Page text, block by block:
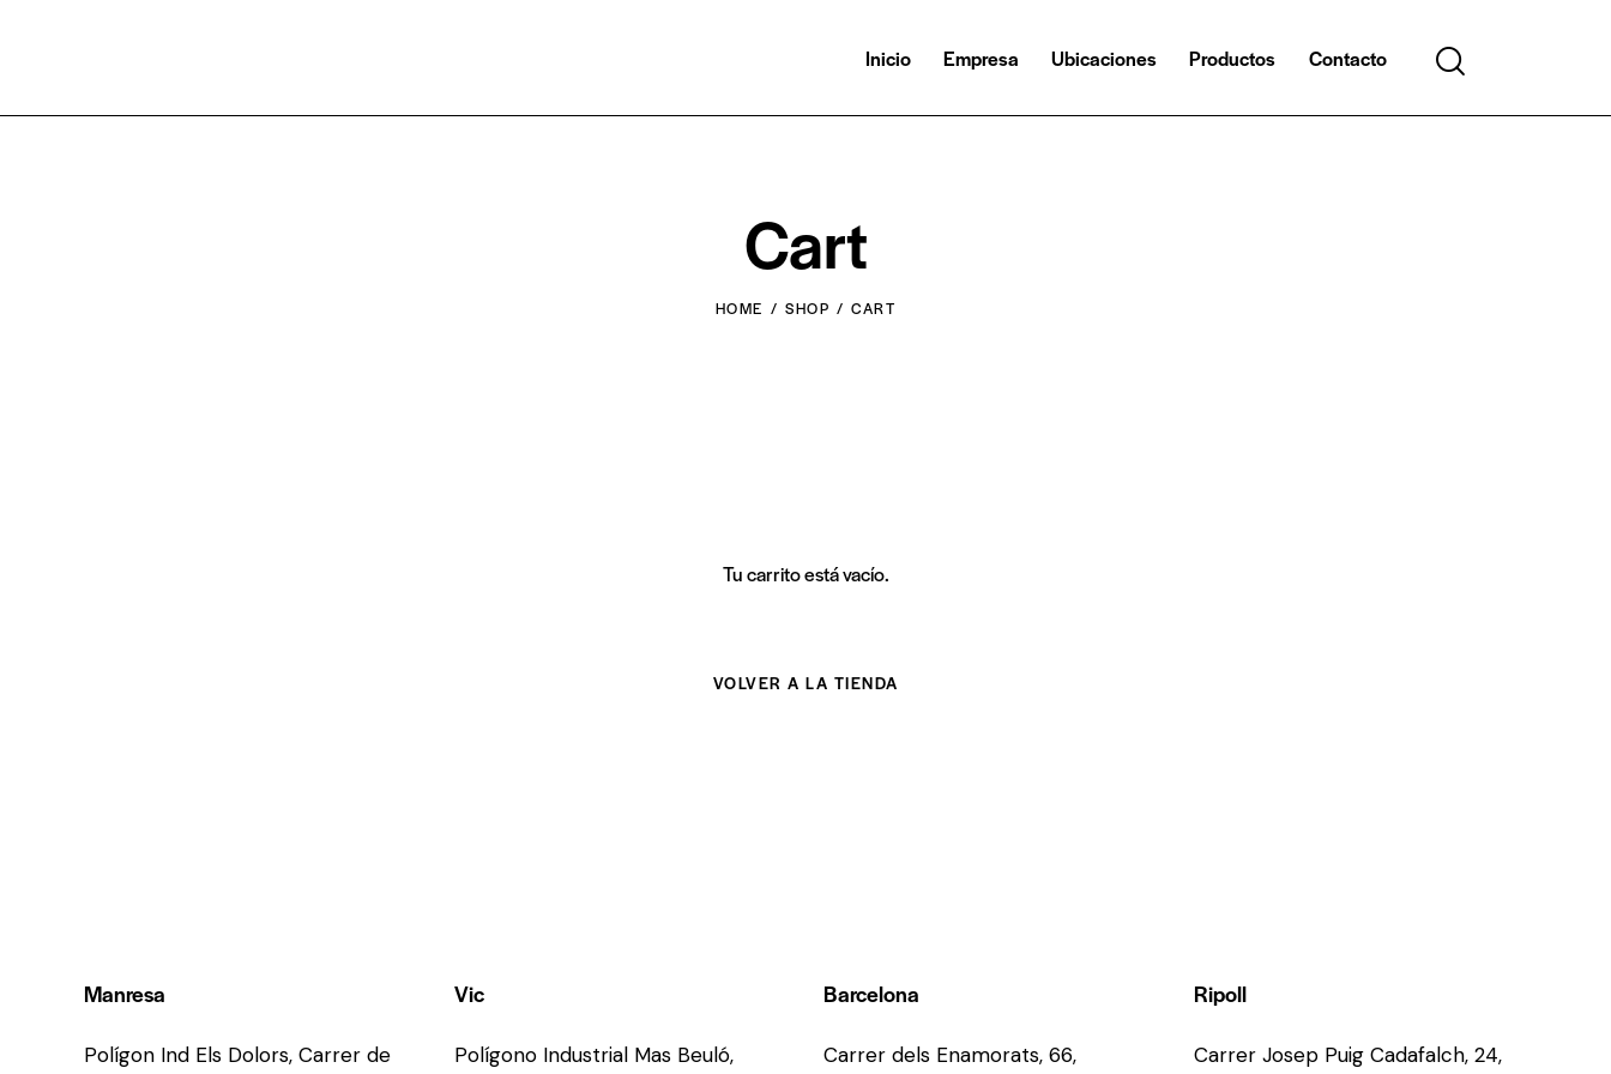
Inicio Empresa Ubicaciones Productos Contacto
Cart
HOME SHOP CART
Tu carrito está vacío.
VOLVER A LA TIENDA
Manresa
Polígon Ind Els Dolors, Carrer de
Vic
Polígono Industrial Mas Beuló,
Barcelona
Carrer dels Enamorats, 66,
Ripoll
Carrer Josep Puig Cadafalch, 24,